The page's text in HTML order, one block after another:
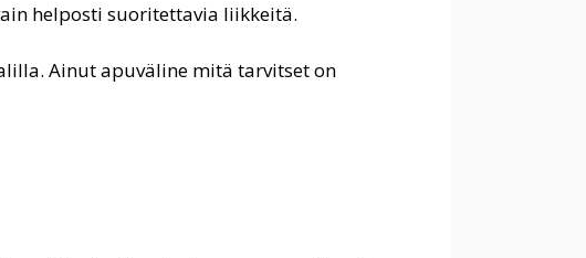
helposti suoritettavia liikkeitä.
Ainut apuväline mitä tarvitset on